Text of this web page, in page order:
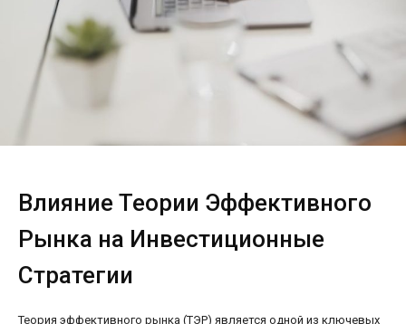
Влияние Теории Эффективного
Рынка на Инвестиционные
Стратегии
Теория эффективного рынка (ТЭР) является одной из ключевых